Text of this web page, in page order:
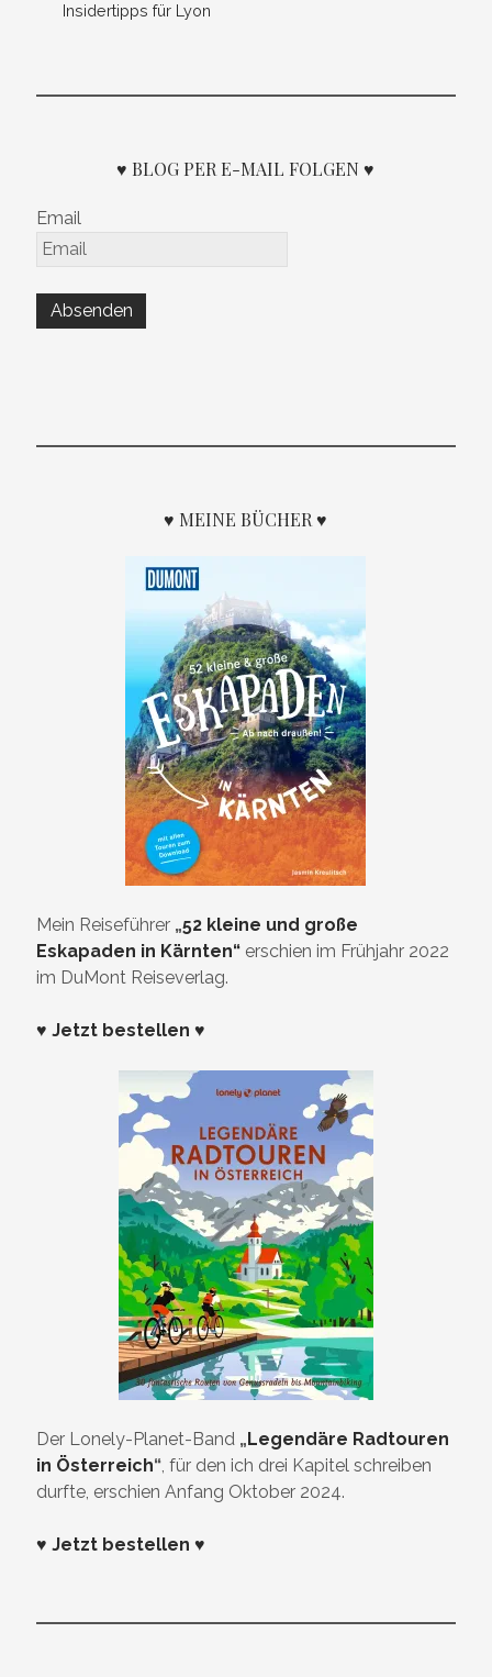
Insidertipps für Lyon
♥ BLOG PER E-MAIL FOLGEN ♥
Email
♥ MEINE BÜCHER ♥
Mein Reiseführer „52 kleine und große
Eskapaden in Kärnten“ erschien im Frühjahr 2022
im DuMont Reiseverlag.
♥ Jetzt bestellen ♥
Der Lonely-Planet-Band „ Legendäre Radtouren
in Österreich“, für den ich drei Kapitel schreiben
durfte, erschien Anfang Oktober 2024.
♥ Jetzt bestellen ♥